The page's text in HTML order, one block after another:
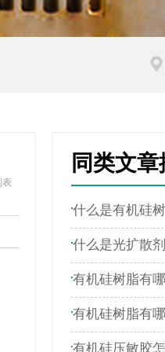
表
同类文
什么是有机硅
什么是光扩散
有机硅树脂有哪
有机硅树脂有
有机硅压敏胶